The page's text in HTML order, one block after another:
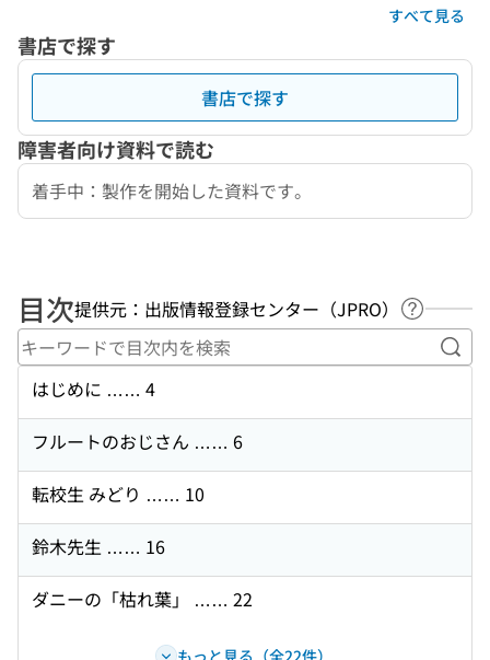
すべて見る
書店で探す
書店で探す
障害者向け資料で読む
着手中：製作を開始した資料です。
目次提供元：出版情報登録センター（JPRO）
ヘルプペ
キ
はじめに …… 4
フルートのおじさん …… 6
転校生 みどり …… 10
鈴木先生 …… 16
ダニーの「枯れ葉」 …… 22
もっと見る（全22件）